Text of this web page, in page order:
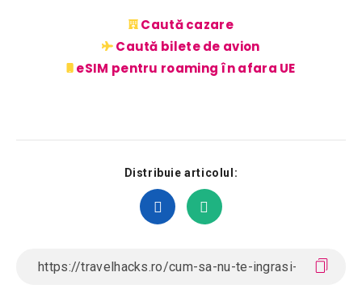
Caută cazare
Caută bilete de avion
eSIM pentru roaming în afara UE
Distribuie articolul: